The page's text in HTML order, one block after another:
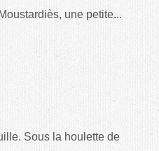
une petite...
Sous la houlette de